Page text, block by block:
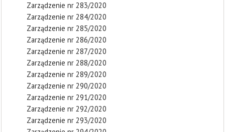
Zarządzenie nr 283/2020
Zarządzenie nr 284/2020
Zarządzenie nr 285/2020
Zarządzenie nr 286/2020
Zarządzenie nr 287/2020
Zarządzenie nr 288/2020
Zarządzenie nr 289/2020
Zarządzenie nr 290/2020
Zarządzenie nr 291/2020
Zarządzenie nr 292/2020
Zarządzenie nr 293/2020